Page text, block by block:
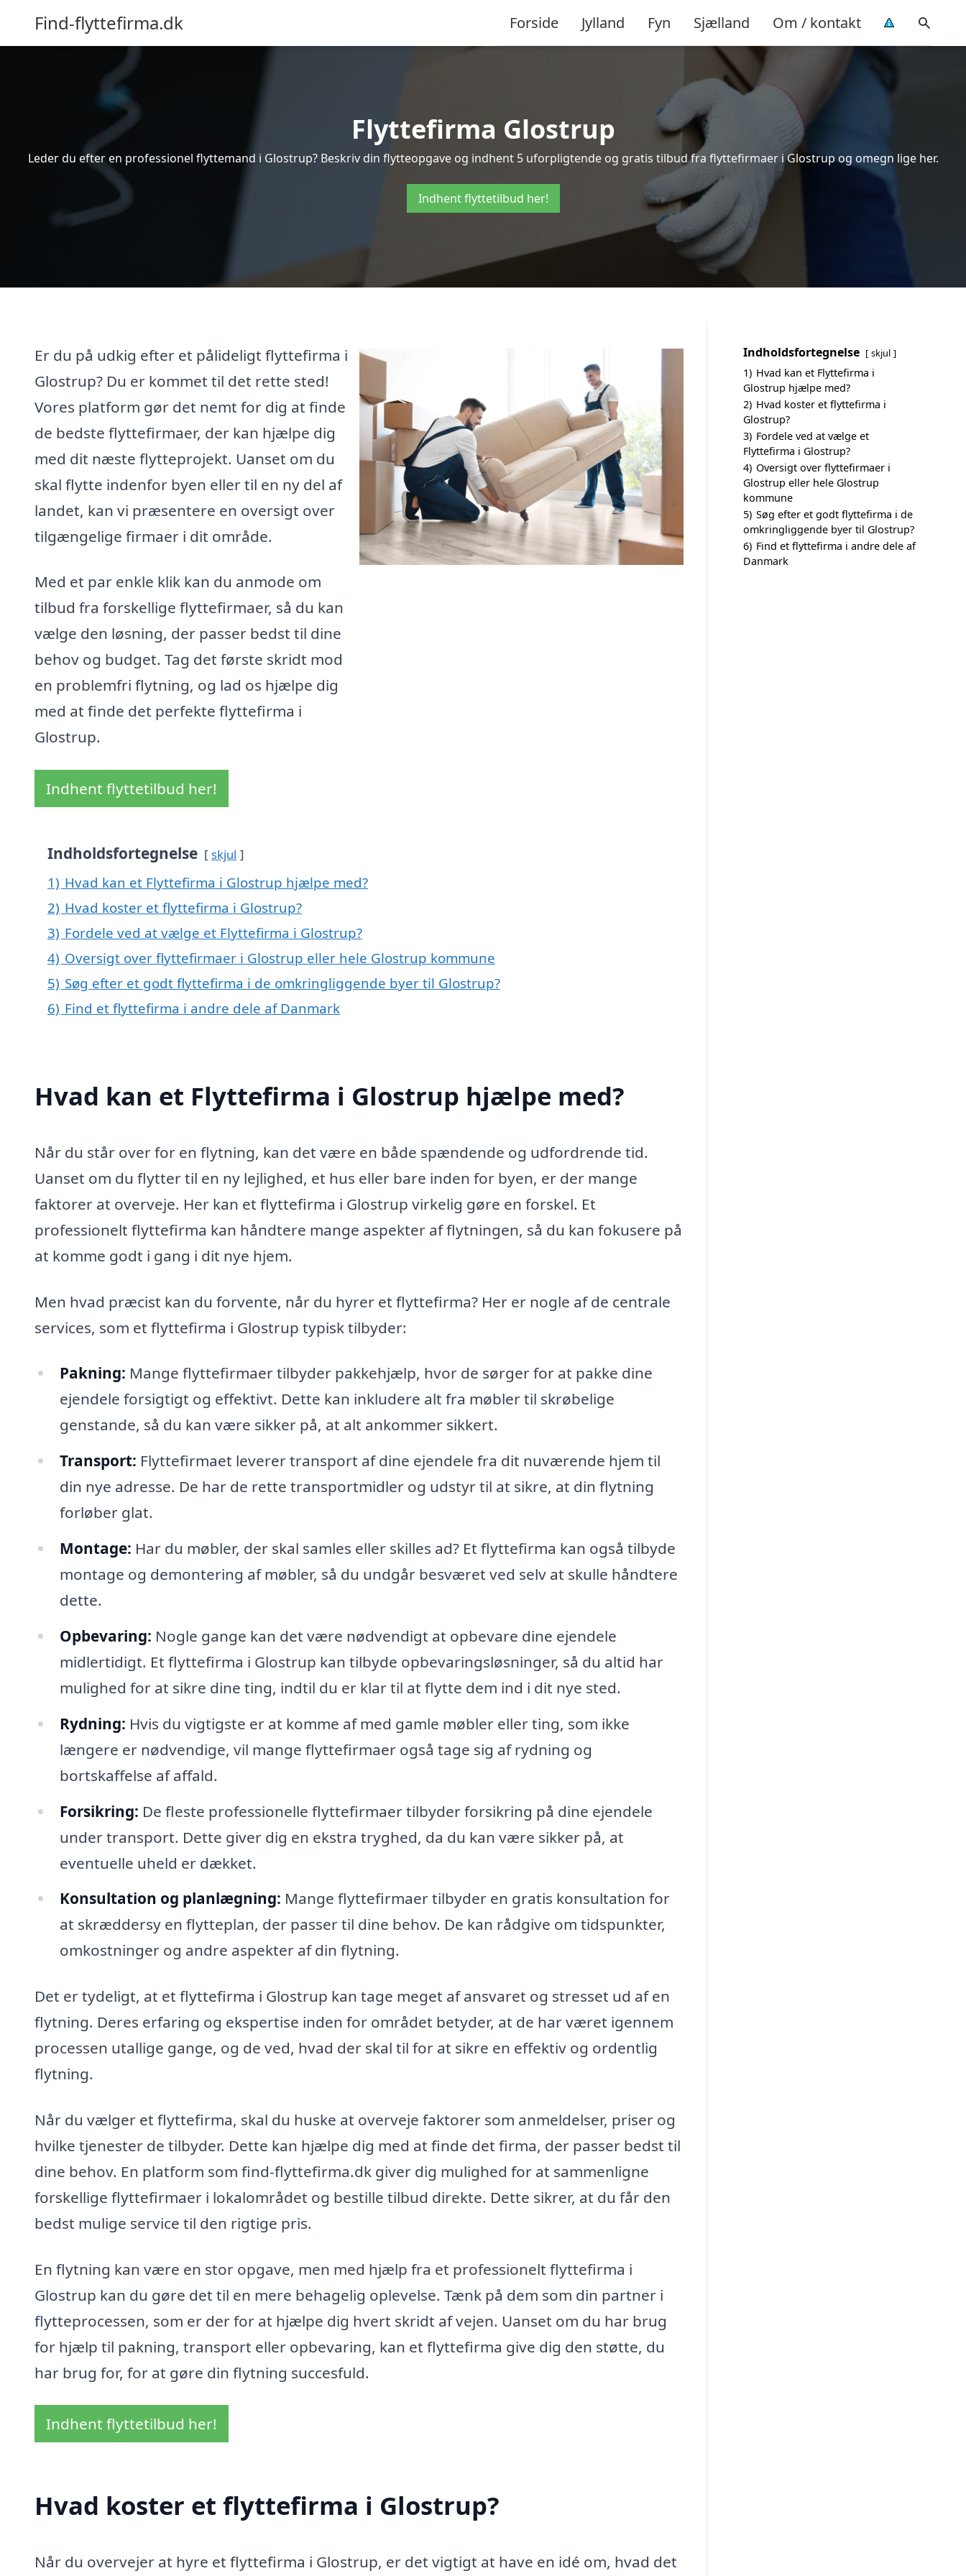
Find-flyttefirma.dk Forside Jylland Fyn Sjælland Om / kontakt
Flyttefirma Glostrup
Leder du efter en professionel flyttemand i Glostrup? Beskriv din flytteopgave og indhent 5 uforpligtende og gratis tilbud fra flyttefirmaer i Glostrup og omegn lige her.
Indhent flyttetilbud her!
Er du på udkig efter et pålideligt flyttefirma i
Glostrup? Du er kommet til det rette sted!
Vores platform gør det nemt for dig at finde
de bedste flyttefirmaer, der kan hjælpe dig
med dit næste flytteprojekt. Uanset om du
skal flytte indenfor byen eller til en ny del af
landet, kan vi præsentere en oversigt over
tilgængelige firmaer i dit område.
Med et par enkle klik kan du anmode om
tilbud fra forskellige flyttefirmaer, så du kan
vælge den løsning, der passer bedst til dine
behov og budget. Tag det første skridt mod
en problemfri flytning, og lad os hjælpe dig
med at finde det perfekte flyttefirma i
Glostrup.
Indhent flyttetilbud her!
Indholdsfortegnelse skjul
1) Hvad kan et Flyttefirma i Glostrup hjælpe med?
2) Hvad koster et flyttefirma i Glostrup?
3) Fordele ved at vælge et Flyttefirma i Glostrup?
4) Oversigt over flyttefirmaer i Glostrup eller hele Glostrup kommune
5) Søg efter et godt flyttefirma i de omkringliggende byer til Glostrup?
6) Find et flyttefirma i andre dele af Danmark
Hvad kan et Flyttefirma i Glostrup hjælpe med?
Når du står over for en flytning, kan det være en både spændende og udfordrende tid.
Uanset om du flytter til en ny lejlighed, et hus eller bare inden for byen, er der mange
faktorer at overveje. Her kan et flyttefirma i Glostrup virkelig gøre en forskel. Et
professionelt flyttefirma kan håndtere mange aspekter af flytningen, så du kan fokusere på
at komme godt i gang i dit nye hjem.
Men hvad præcist kan du forvente, når du hyrer et flyttefirma? Her er nogle af de centrale
services, som et flyttefirma i Glostrup typisk tilbyder:
Pakning: Mange flyttefirmaer tilbyder pakkehjælp, hvor de sørger for at pakke dine
ejendele forsigtigt og effektivt. Dette kan inkludere alt fra møbler til skrøbelige
genstande, så du kan være sikker på, at alt ankommer sikkert.
Transport: Flyttefirmaet leverer transport af dine ejendele fra dit nuværende hjem til
din nye adresse. De har de rette transportmidler og udstyr til at sikre, at din flytning
forløber glat.
Montage: Har du møbler, der skal samles eller skilles ad? Et flyttefirma kan også tilbyde
montage og demontering af møbler, så du undgår besværet ved selv at skulle håndtere
dette.
Opbevaring: Nogle gange kan det være nødvendigt at opbevare dine ejendele
midlertidigt. Et flyttefirma i Glostrup kan tilbyde opbevaringsløsninger, så du altid har
mulighed for at sikre dine ting, indtil du er klar til at flytte dem ind i dit nye sted.
Rydning: Hvis du vigtigste er at komme af med gamle møbler eller ting, som ikke
længere er nødvendige, vil mange flyttefirmaer også tage sig af rydning og
bortskaffelse af affald.
Forsikring: De fleste professionelle flyttefirmaer tilbyder forsikring på dine ejendele
under transport. Dette giver dig en ekstra tryghed, da du kan være sikker på, at
eventuelle uheld er dækket.
Konsultation og planlægning: Mange flyttefirmaer tilbyder en gratis konsultation for
at skræddersy en flytteplan, der passer til dine behov. De kan rådgive om tidspunkter,
omkostninger og andre aspekter af din flytning.
Det er tydeligt, at et flyttefirma i Glostrup kan tage meget af ansvaret og stresset ud af en
flytning. Deres erfaring og ekspertise inden for området betyder, at de har været igennem
processen utallige gange, og de ved, hvad der skal til for at sikre en effektiv og ordentlig
flytning.
Når du vælger et flyttefirma, skal du huske at overveje faktorer som anmeldelser, priser og
hvilke tjenester de tilbyder. Dette kan hjælpe dig med at finde det firma, der passer bedst til
dine behov. En platform som find-flyttefirma.dk giver dig mulighed for at sammenligne
forskellige flyttefirmaer i lokalområdet og bestille tilbud direkte. Dette sikrer, at du får den
bedst mulige service til den rigtige pris.
En flytning kan være en stor opgave, men med hjælp fra et professionelt flyttefirma i
Glostrup kan du gøre det til en mere behagelig oplevelse. Tænk på dem som din partner i
flytteprocessen, som er der for at hjælpe dig hvert skridt af vejen. Uanset om du har brug
for hjælp til pakning, transport eller opbevaring, kan et flyttefirma give dig den støtte, du
har brug for, for at gøre din flytning succesfuld.
Indhent flyttetilbud her!
Hvad koster et flyttefirma i Glostrup?
Når du overvejer at hyre et flyttefirma i Glostrup, er det vigtigt at have en idé om, hvad det
Indholdsfortegnelse skjul
1) Hvad kan et Flyttefirma i
Glostrup hjælpe med?
2) Hvad koster et flyttefirma i
Glostrup?
3) Fordele ved at vælge et
Flyttefirma i Glostrup?
4) Oversigt over flyttefirmaer i
Glostrup eller hele Glostrup
kommune
5) Søg efter et godt flyttefirma i de
omkringliggende byer til Glostrup?
6) Find et flyttefirma i andre dele af
Danmark